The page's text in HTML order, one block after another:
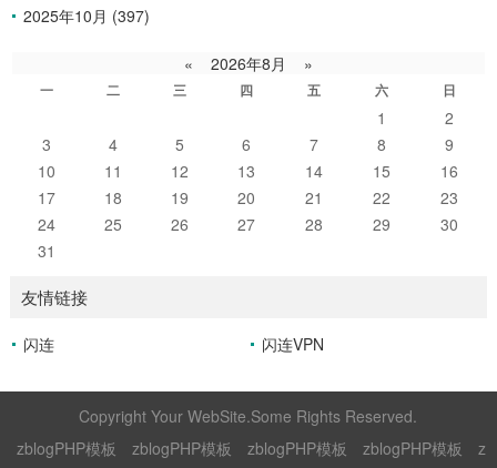
2025年10月 (397)
« 2026年8月 »
一 二 三 四 五 六 日
1
2
3
4 5 6 7 8
9
10
11 12 13 14 15
16
17
18 19 20 21 22
23
24
25 26 27 28 29
30
31
友情链接
闪连 闪连VPN
Copyright Your WebSite.Some Rights Reserved.
zblogPHP模板
zblogPHP模板 zblogPHP模板 zblogPHP模板
z